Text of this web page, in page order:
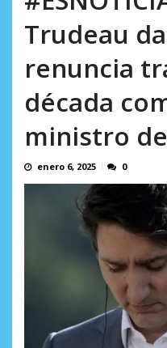
Trudeau
renuncia
década
ministro
enero 6, 2025 0